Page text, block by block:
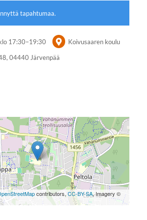
tapahtumaa.
17:30–19:30 Koivusaaren koulu
04440 Järvenpää
contributors,CC-BY-SA, Imagery ©